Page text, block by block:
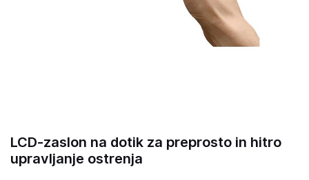
LCD-zaslon na dotik za preprosto in hitro
upravljanje ostrenja